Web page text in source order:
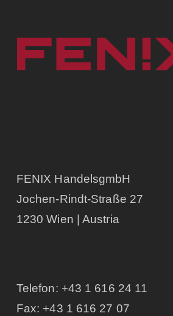
FENIX HandelsgmbH
Jochen-Rindt-Straße 27
1230 Wien | Austria
Telefon: +43 1 616 24 11
Fax: +43 1 616 27 07